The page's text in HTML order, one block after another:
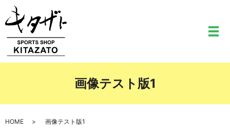
メ
画像テスト版1
HOME 画像テスト版1